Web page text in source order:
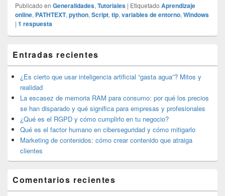
Publicado en Generalidades, Tutoriales | Etiquetado Aprendizaje
online, PATHTEXT, python, Script, tip, variables de entorno, Windows
| 1 respuesta
área
de
widget
barra
lateral
primaria
Entradas recientes
¿Es cierto que usar inteligencia artificial “gasta agua”? Mitos y
realidad
La escasez de memoria RAM para consumo: por qué los precios
se han disparado y qué significa para empresas y profesionales
¿Qué es el RGPD y cómo cumplirlo en tu negocio?
Qué es el factor humano en ciberseguridad y cómo mitigarlo
Marketing de contenidos: cómo crear contenido que atraiga
clientes
Comentarios recientes